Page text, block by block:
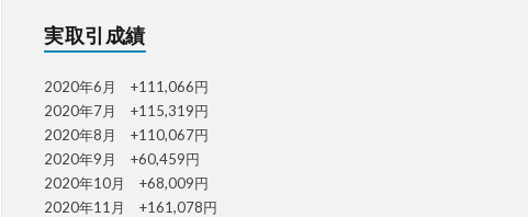
実取引成績
2020年6月 +111,066円
2020年7月 +115,319円
2020年8月 +110,067円
2020年9月 +60,459円
2020年10月 +68,009円
2020年11月 +161,078円